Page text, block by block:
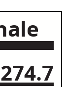
274.7